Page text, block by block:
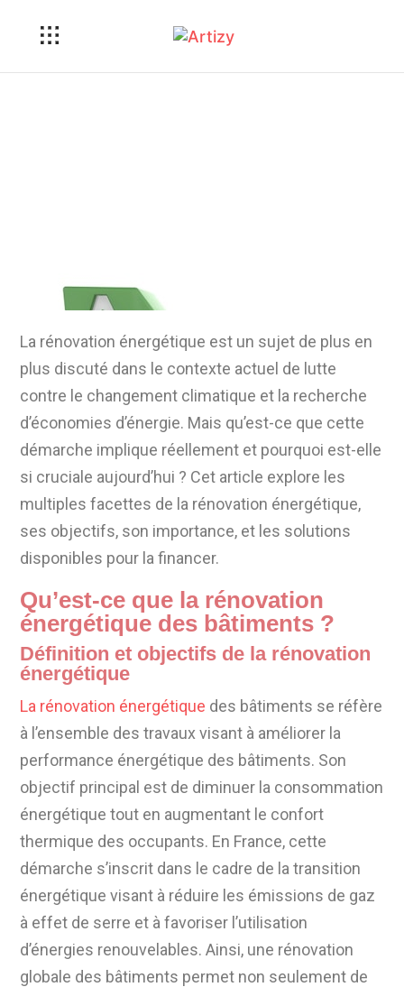
La rénovation énergétique est un sujet de plus en
plus discuté dans le contexte actuel de lutte
contre le changement climatique et la recherche
d’économies d’énergie. Mais qu’est-ce que cette
démarche implique réellement et pourquoi est-elle
si cruciale aujourd’hui ? Cet article explore les
multiples facettes de la rénovation énergétique,
ses objectifs, son importance, et les solutions
disponibles pour la financer.
Qu’est-ce que la rénovation
énergétique des bâtiments ?
Définition et objectifs de la rénovation
énergétique
La rénovation énergétique des bâtiments se réfère
à l’ensemble des travaux visant à améliorer la
performance énergétique des bâtiments. Son
objectif principal est de diminuer la consommation
énergétique tout en augmentant le confort
thermique des occupants. En France, cette
démarche s’inscrit dans le cadre de la transition
énergétique visant à réduire les émissions de gaz
à effet de serre et à favoriser l’utilisation
d’énergies renouvelables. Ainsi, une rénovation
globale des bâtiments permet non seulement de